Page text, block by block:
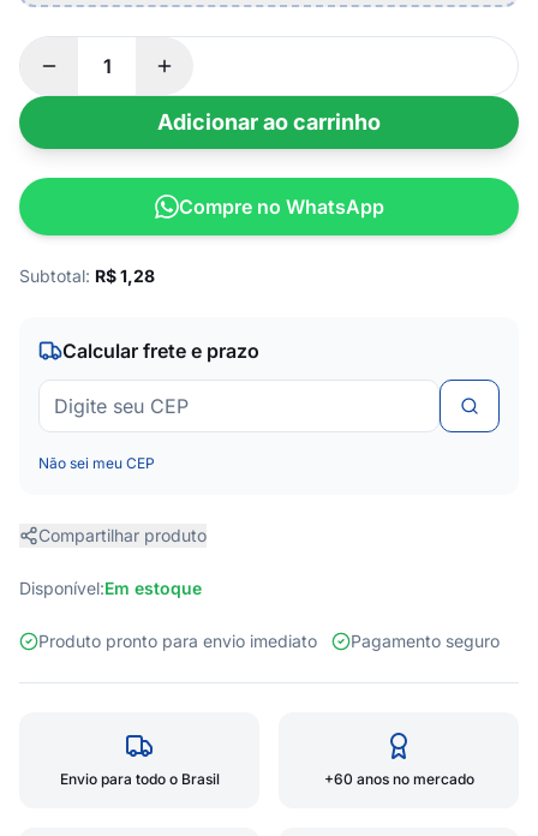
Adicionar ao carrinho
Compre no WhatsApp
Subtotal: R$1,28
Calcular frete e prazo
Não sei meu CEP
Compartilhar produto
Disponível:Em estoque
Produto pronto para envio imediato Pagamento seguro
Envio para todo o Brasil +60 anos no mercado